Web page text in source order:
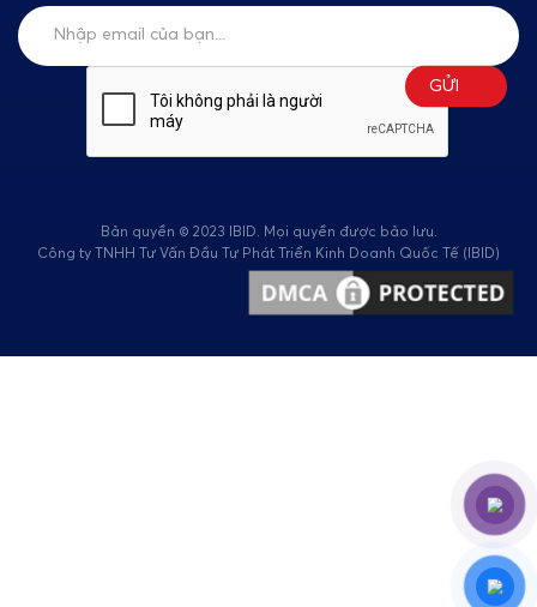
Bản quyền © 2023 IBID. Mọi quyền được bảo lưu.
Công ty TNHH Tư Vấn Đầu Tư Phát Triển Kinh Doanh Quốc Tế (IBID)